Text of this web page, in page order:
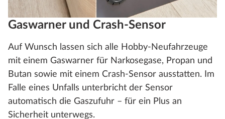
Gaswarner und Crash-Sensor
Auf Wunsch lassen sich alle Hobby-Neufahrzeuge
mit einem Gaswarner für Narkosegase, Propan und
Butan sowie mit einem Crash-Sensor ausstatten. Im
Falle eines Unfalls unterbricht der Sensor
automatisch die Gaszufuhr – für ein Plus an
Sicherheit unterwegs.